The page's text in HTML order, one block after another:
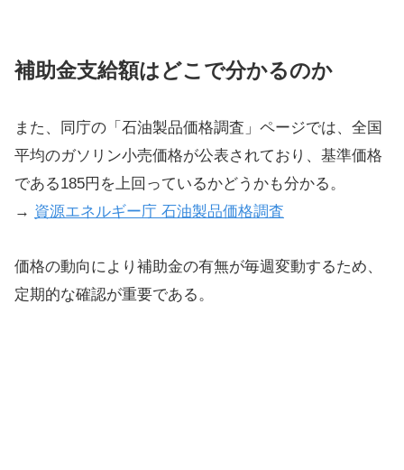
補助金支給額はどこで分かるのか
また、同庁の「石油製品価格調査」ページでは、全国
平均のガソリン小売価格が公表されており、基準価格
である185円を上回っているかどうかも分かる。
→ 資源エネルギー庁 石油製品価格調査
価格の動向により補助金の有無が毎週変動するため、
定期的な確認が重要である。